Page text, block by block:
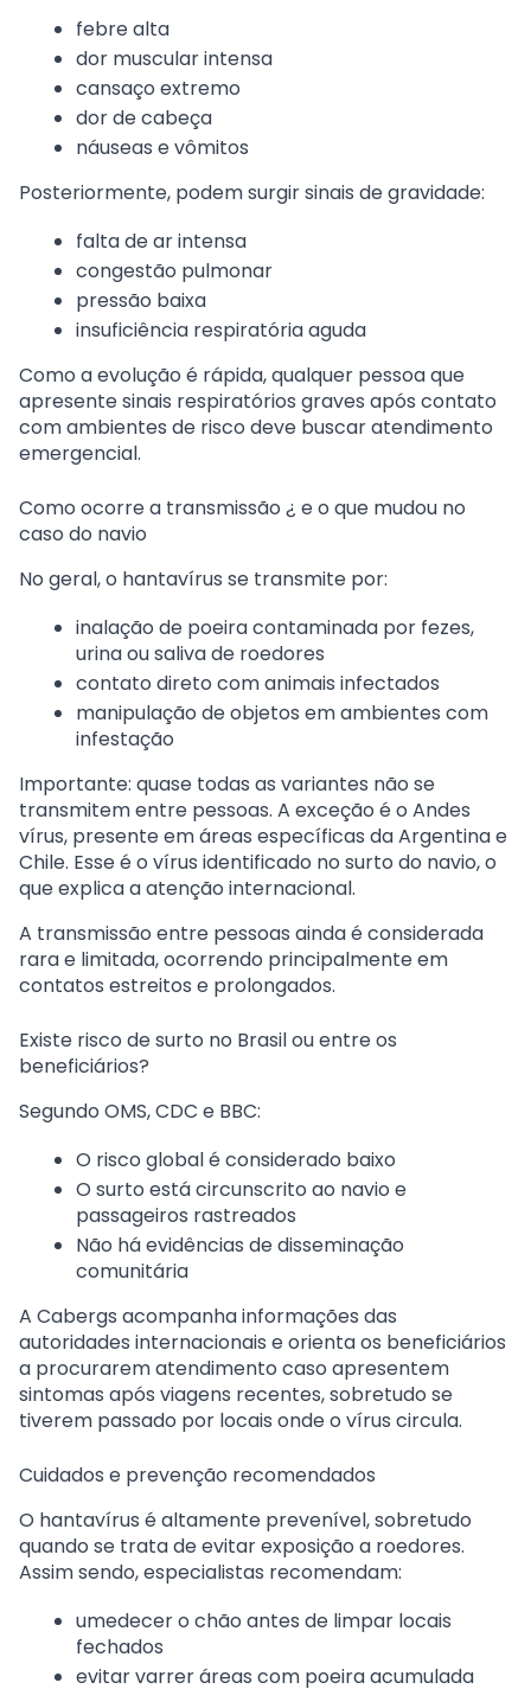
febre alta
dor muscular intensa
cansaço extremo
dor de cabeça
náuseas e vômitos
Posteriormente, podem surgir sinais de gravidade:
falta de ar intensa
congestão pulmonar
pressão baixa
insuficiência respiratória aguda
Como a evolução é rápida, qualquer pessoa que
apresente sinais respiratórios graves após contato
com ambientes de risco deve buscar atendimento
emergencial.
Como ocorre a transmissão ¿ e o que mudou no
caso do navio
No geral, o hantavírus se transmite por:
inalação de poeira contaminada por fezes,
urina ou saliva de roedores
contato direto com animais infectados
manipulação de objetos em ambientes com
infestação
Importante: quase todas as variantes não se
transmitem entre pessoas. A exceção é o Andes
vírus, presente em áreas específicas da Argentina e
Chile. Esse é o vírus identificado no surto do navio, o
que explica a atenção internacional.
A transmissão entre pessoas ainda é considerada
rara e limitada, ocorrendo principalmente em
contatos estreitos e prolongados.
Existe risco de surto no Brasil ou entre os
beneficiários?
Segundo OMS, CDC e BBC:
O risco global é considerado baixo
O surto está circunscrito ao navio e
passageiros rastreados
Não há evidências de disseminação
comunitária
A Cabergs acompanha informações das
autoridades internacionais e orienta os beneficiários
a procurarem atendimento caso apresentem
sintomas após viagens recentes, sobretudo se
tiverem passado por locais onde o vírus circula.
Cuidados e prevenção recomendados
O hantavírus é altamente prevenível, sobretudo
quando se trata de evitar exposição a roedores.
Assim sendo, especialistas recomendam:
umedecer o chão antes de limpar locais
fechados
evitar varrer áreas com poeira acumulada